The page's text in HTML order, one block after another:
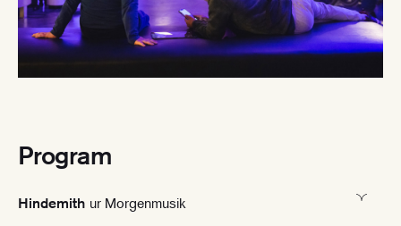
Program
Hindemith ur Morgenmusik